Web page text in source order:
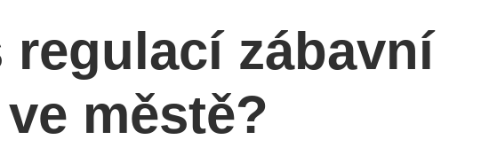
zábavní
městě?